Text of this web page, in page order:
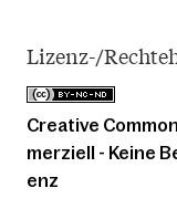
Lizenz-/
Creative
merziell - Keine
enz